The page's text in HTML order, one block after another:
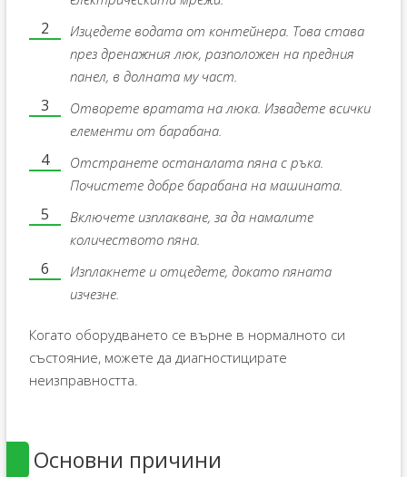
Изцедете водата от контейнера. Това става
през дренажния люк, разположен на предния
панел, в долната му част.
Отворете вратата на люка. Извадете всички
елементи от барабана.
Отстранете останалата пяна с ръка.
Почистете добре барабана на машината.
Включете изплакване, за да намалите
количеството пяна.
Изплакнете и отцедете, докато пяната
изчезне.
Когато оборудването се върне в нормалното си
състояние, можете да диагностицирате
неизправността.
Основни причини